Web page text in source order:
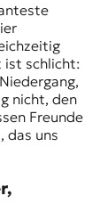
ist schlicht:
nicht, den
Freunde
das uns